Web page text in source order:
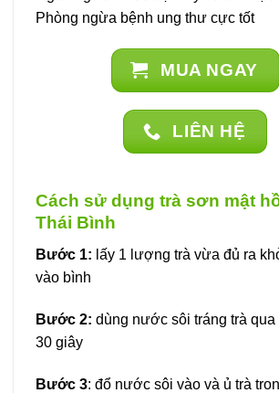
Phòng ngừa bệnh ung thư cực tốt
MUA NGAY
LIÊN HỆ
Cách sử dụng trà sơn mật
Thái Bình
Bước 1: lấy 1 lượng trà vừa đủ ra
vào bình
Bước 2: dùng nước sôi tráng trà qua
30 giây
Bước 3: đổ nước sôi vào và ủ trà